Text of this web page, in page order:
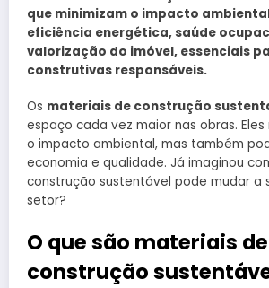
que minimizam o impacto
eficiência energética, saúde
valorização do imóvel, essenciais
construtivas responsáveis.
Os materiais de construção
espaço cada vez maior nas obras.
o impacto ambiental, mas também
economia e qualidade. Já imaginou
construção sustentável pode mudar a
setor?
O que são materiais de
construção